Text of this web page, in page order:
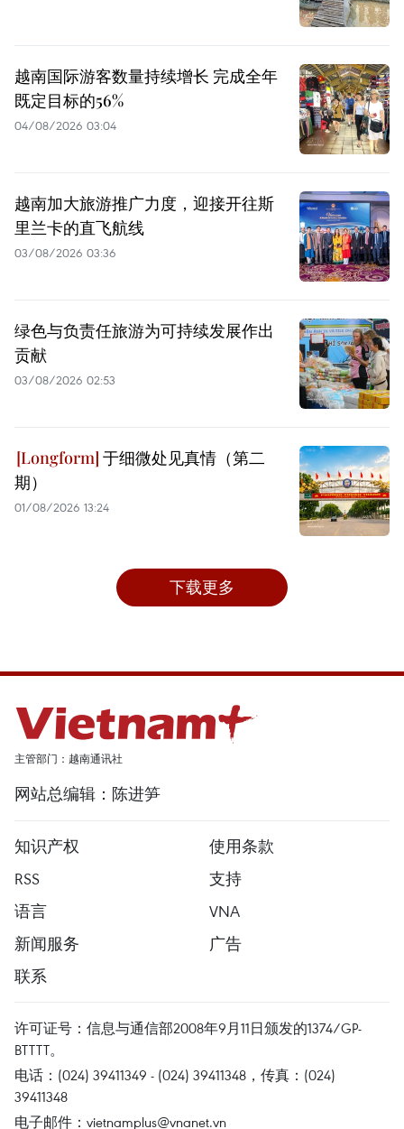
越南国际游客数量持续增长 完成全年
既定目标的56%
04/08/2026 03:04
越南加大旅游推广力度，迎接开往斯
里兰卡的直飞航线
03/08/2026 03:36
绿色与负责任旅游为可持续发展作出
贡献
03/08/2026 02:53
于细微处见真情（第二
期）
01/08/2026 13:24
下载更多
主管部门：越南通讯社
网站总编辑：陈进笋
知识产权
使用条款
RSS
支持
语言
VNA
新闻服务
广告
联系
许可证号：信息与通信部2008年9月11日颁发的1374/GP-
BTTTT。
电话：(024) 39411349 - (024) 39411348，传真：(024)
39411348
电子邮件： vietnamplus@vnanet.vn